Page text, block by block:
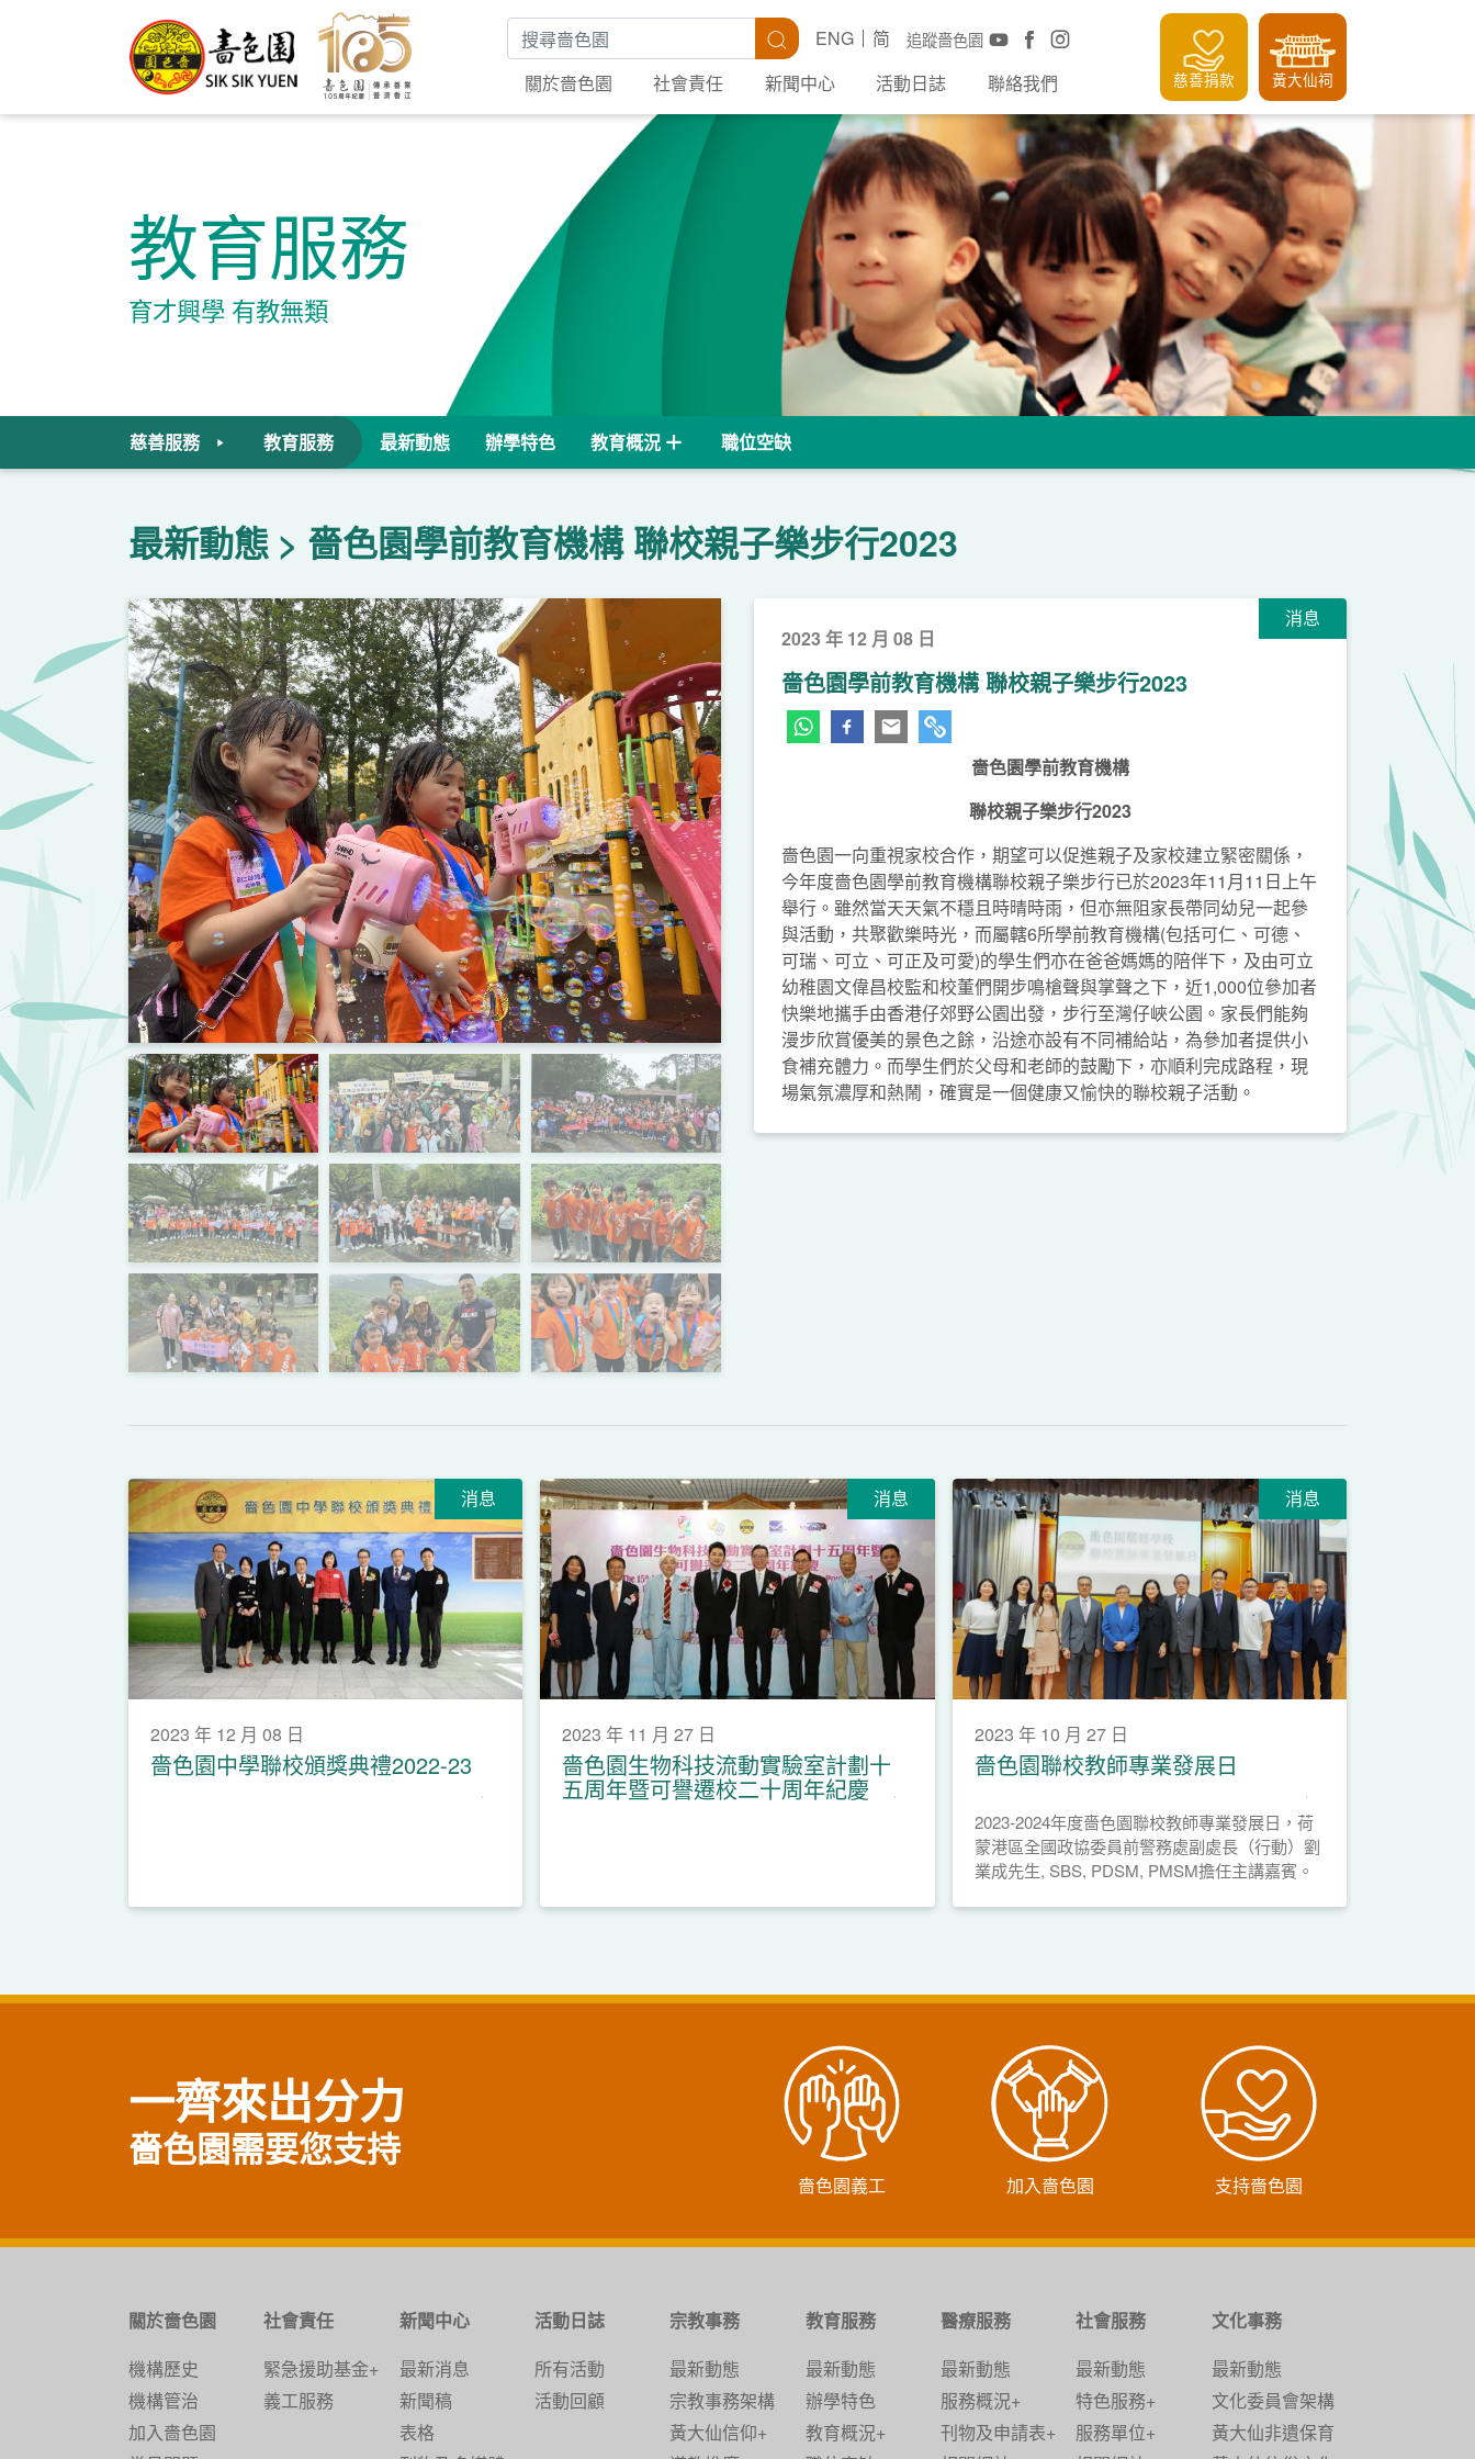
搜尋關鍵字 搜尋 追蹤嗇色園
ENG
简
關於嗇色園
社會責任 新聞中心 活動日誌 聯絡我們 慈善捐款 黃大仙祠
教育服務
育才興學 有教無類
慈善服務 教育服務 最新動態 辦學特色 教育概況 職位空缺
最新動態 嗇色園學前教育機構 聯校親子樂步行2023
上一頁 下一頁
消息
2023 年 12 月 08 日
嗇色園學前教育機構 聯校親子樂步行2023
嗇色園學前教育機構
聯校親子樂步行2023
嗇色園一向重視家校合作，期望可以促進親子及家校建立緊密關係，
今年度嗇色園學前教育機構聯校親子樂步行已於2023年11月11日上午
舉行。雖然當天天氣不穩且時晴時雨，但亦無阻家長帶同幼兒一起參
與活動，共聚歡樂時光，而屬轄6所學前教育機構(包括可仁、可德、
可瑞、可立、可正及可愛)的學生們亦在爸爸媽媽的陪伴下，及由可立
幼稚園文偉昌校監和校董們開步鳴槍聲與掌聲之下，近1,000位參加者
快樂地攜手由香港仔郊野公園出發，步行至灣仔峽公園。家長們能夠
漫步欣賞優美的景色之餘，沿途亦設有不同補給站，為參加者提供小
食補充體力。而學生們於父母和老師的鼓勵下，亦順利完成路程，現
場氣氛濃厚和熱鬧，確實是一個健康又愉快的聯校親子活動。
消息
2023 年 12 月 08 日
嗇色園中學聯校頒獎典禮2022-23
消息
2023 年 11 月 27 日
嗇色園生物科技流動實驗室計劃十
五周年暨可譽遷校二十周年紀慶
消息
2023 年 10 月 27 日
嗇色園聯校教師專業發展日
2023-2024年度嗇色園聯校教師專業發展日，荷
蒙港區全國政協委員前警務處副處長（行動）劉
業成先生, SBS, PDSM, PMSM擔任主講嘉賓。
一齊來出分力
嗇色園需要您支持
嗇色園義工 加入嗇色園 支持嗇色園
關於嗇色園
機構歷史
機構管治
加入嗇色園
社會責任
緊急援助基金+
義工服務
新聞中心
最新消息
新聞稿
表格
活動日誌
所有活動
活動回顧
宗教事務
最新動態
宗教事務架構
黃大仙信仰+
教育服務
最新動態
辦學特色
教育概況+
醫療服務
最新動態
服務概況+
刊物及申請表+
社會服務
最新動態
特色服務+
服務單位+
文化事務
最新動態
文化委員會架構
黃大仙非遺保育